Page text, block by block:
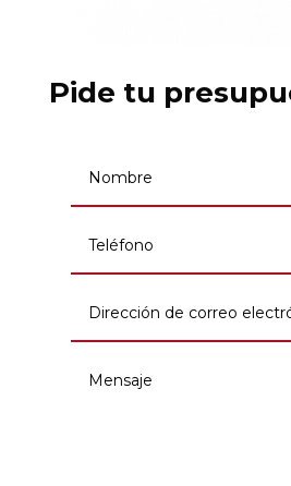
Pide tu